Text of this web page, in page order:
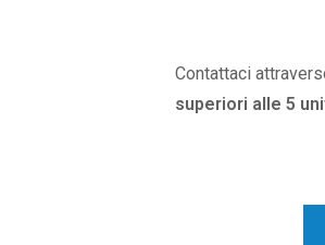
Contattaci
superiori alle 5